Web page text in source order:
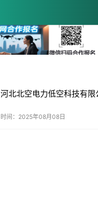
河北北空电力低空科技有
时间：2025年08月08日